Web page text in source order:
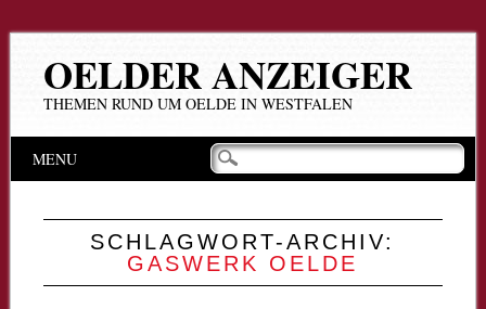
OELDER ANZEIGER
THEMEN RUND UM OELDE IN WESTFALEN
Hauptmenü
Inhalt
MENU
SCHLAGWORT-ARCHIV:
GASWERK OELDE